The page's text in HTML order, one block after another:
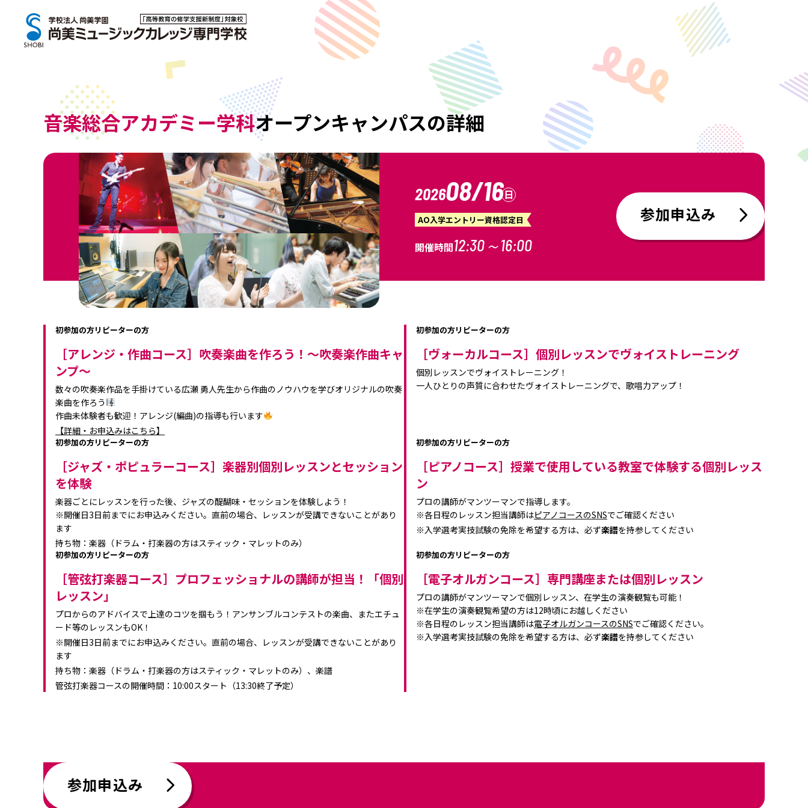
音楽総合アカデミー学科オープンキャンパスの詳細
202608/16日
AO入学エントリー資格認定日
開催時間12:30～16:00
参加申込み
初参加の方リピーターの方
［アレンジ・作曲コース］吹奏楽曲を作ろう！～吹奏楽作曲キャ
ンプ～
数々の吹奏楽作品を手掛けている広瀬 勇人先生から作曲のノウハウを学びオリジナルの吹奏
楽曲を作ろう
作曲未体験者も歓迎！アレンジ(編曲)の指導も行います
【詳細・お申込みはこちら】
初参加の方リピーターの方
［ヴォーカルコース］個別レッスンでヴォイストレーニング
個別レッスンでヴォイストレーニング！
一人ひとりの声質に合わせたヴォイストレーニングで、歌唱力アップ！
初参加の方リピーターの方
［ジャズ・ポピュラーコース］楽器別個別レッスンとセッション
を体験
楽器ごとにレッスンを行った後、ジャズの醍醐味・セッションを体験しよう！
※開催日3日前までにお申込みください。直前の場合、レッスンが受講できないことがあり
ます
持ち物：楽器（ドラム・打楽器の方はスティック・マレットのみ）
初参加の方リピーターの方
［ピアノコース］授業で使用している教室で体験する個別レッス
ン
プロの講師がマンツーマンで指導します。
※各日程のレッスン担当講師はピアノコースのSNSでご確認ください
※入学選考実技試験の免除を希望する方は、必ず楽譜を持参してください
初参加の方リピーターの方
［管弦打楽器コース］プロフェッショナルの講師が担当！「個別
レッスン」
プロからのアドバイスで上達のコツを掴もう！アンサンブルコンテストの楽曲、またエチュ
ード等のレッスンもOK！
※開催日3日前までにお申込みください。直前の場合、レッスンが受講できないことがあり
ます
持ち物：楽器（ドラム・打楽器の方はスティック・マレットのみ）、楽譜
管弦打楽器コースの開催時間：10:00スタート（13:30終了予定）
初参加の方リピーターの方
［電子オルガンコース］専門講座または個別レッスン
プロの講師がマンツーマンで個別レッスン、在学生の演奏観覧も可能！
※在学生の演奏観覧希望の方は12時頃にお越しください
※各日程のレッスン担当講師は電子オルガンコースのSNSでご確認ください。
※入学選考実技試験の免除を希望する方は、必ず楽譜を持参してください
参加申込み